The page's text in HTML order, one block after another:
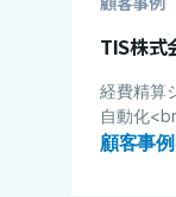
TIS株式
経費精算
自動化
顧客事